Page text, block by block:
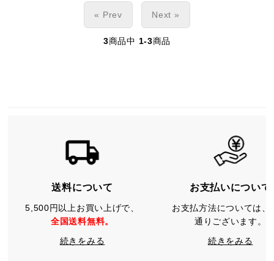
« Prev Next »
3商品中 1-3商品
送料について
5,500円以上お買い上げで、
全国送料無料。
続きをみる
お支払いについて
お支払方法については、
通りございます。
続きをみる